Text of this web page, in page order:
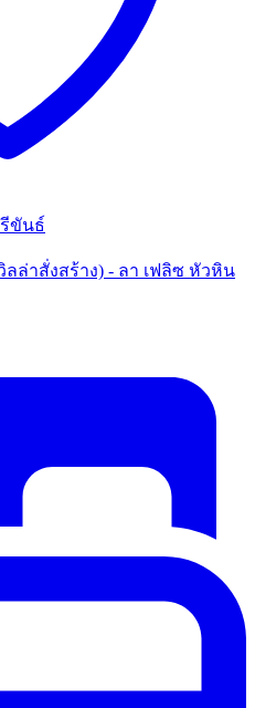
ขันธ์
ล่าสั่งสร้าง) - ลา เฟลิซ หัวหิน